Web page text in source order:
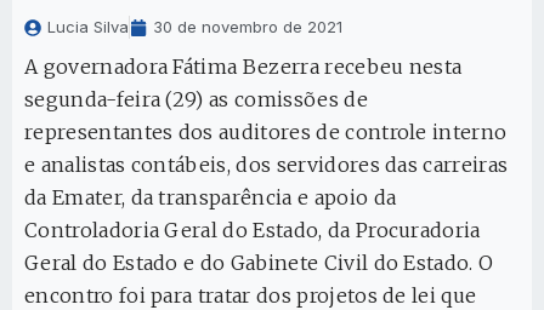
Lucia Silva 30 de novembro de 2021
A governadora Fátima Bezerra recebeu nesta
segunda-feira (29) as comissões de
representantes dos auditores de controle interno
e analistas contábeis, dos servidores das carreiras
da Emater, da transparência e apoio da
Controladoria Geral do Estado, da Procuradoria
Geral do Estado e do Gabinete Civil do Estado. O
encontro foi para tratar dos projetos de lei que